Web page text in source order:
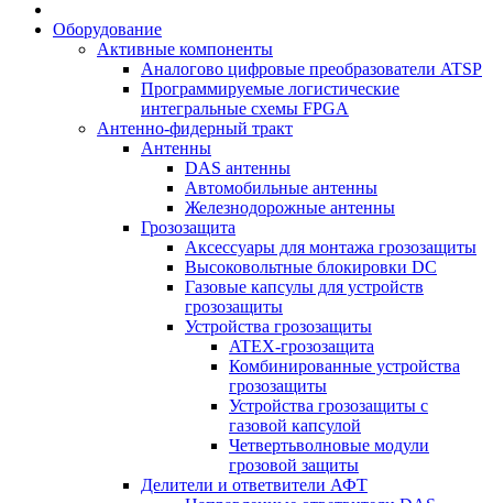
Оборудование
Активные компоненты
Аналогово цифровые преобразователи ATSP
Программируемые логистические
интегральные схемы FPGA
Антенно-фидерный тракт
Антенны
DAS антенны
Автомобильные антенны
Железнодорожные антенны
Грозозащита
Аксессуары для монтажа грозозащиты
Высоковольтные блокировки DC
Газовые капсулы для устройств
грозозащиты
Устройства грозозащиты
ATEX-грозозащита
Комбинированные устройства
грозозащиты
Устройства грозозащиты с
газовой капсулой
Четвертьволновые модули
грозовой защиты
Делители и ответвители АФТ